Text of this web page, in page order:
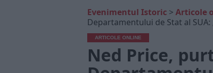
Evenimentul Istoric > Articole
Departamentului de Stat al
ARTICOLE ONLINE
Ned Price,